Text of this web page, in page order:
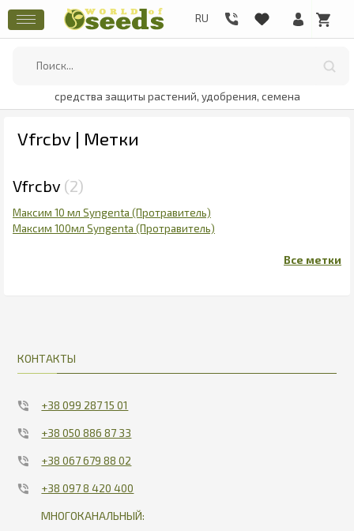
средства защиты растений, удобрения, семена
Vfrcbv | Метки
Vfrcbv 2
Максим 10 мл Syngenta (Протравитель)
Максим 100мл Syngenta (Протравитель)
КОНТАКТЫ
+38 099 287 15 01
+38 050 886 87 33
+38 067 679 88 02
+38 097 8 420 400
МНОГОКАНАЛЬНЫЙ: